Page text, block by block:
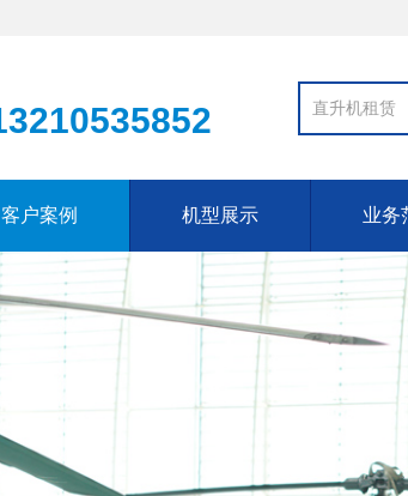
客户案例 机型展示 业务